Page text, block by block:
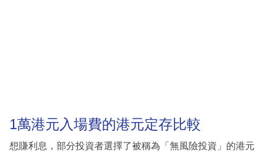
1萬港元入場費的港元定存比較
想賺利息，部分投資者選擇了被稱為「無風險投資」的港元